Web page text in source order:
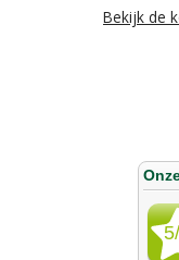
Bekijk de